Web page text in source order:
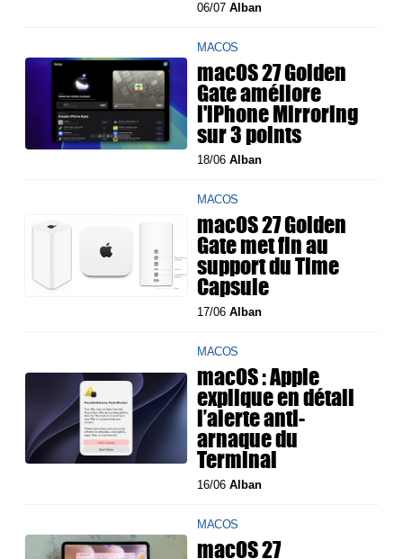
06/07Alban
MACOS
macOS 27 Golden
Gate améliore
l'iPhone Mirroring
sur 3 points
18/06Alban
MACOS
macOS 27 Golden
Gate met fin au
support du Time
Capsule
17/06Alban
MACOS
macOS : Apple
explique en détail
l’alerte anti-
arnaque du
Terminal
16/06Alban
MACOS
macOS 27